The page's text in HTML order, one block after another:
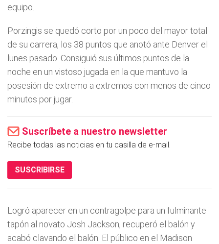
equipo.
Porzingis se quedó corto por un poco del mayor total
de su carrera, los 38 puntos que anotó ante Denver el
lunes pasado. Consiguió sus últimos puntos de la
noche en un vistoso jugada en la que mantuvo la
posesión de extremo a extremos con menos de cinco
minutos por jugar.
Suscríbete a nuestro newsletter
Recibe todas las noticias en tu casilla de e-mail.
SUSCRIBIRSE
Logró aparecer en un contragolpe para un fulminante
tapón al novato Josh Jackson, recuperó el balón y
acabó clavando el balón. El público en el Madison